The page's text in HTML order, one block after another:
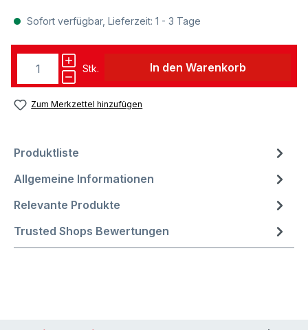
Sofort verfügbar, Lieferzeit: 1 - 3 Tage
Stk. In den Warenkorb
Zum Merkzettel hinzufügen
Produktliste
Allgemeine Informationen
Relevante Produkte
Trusted Shops Bewertungen